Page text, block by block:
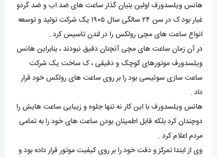
هانس ویلسدورف اولین بنیان گذار ساعت های ضد اب و ضد گردو
غبار بود ک در سن ۲۴ سالگی سال ۱۹۰۵ یک شرکت تولید و توسعه
انواع ساعت های مچی رولکس را در لندن تاسیس کرد .
در آن زمان ساعت های مچی آنچنان دقیق نبودند ، بنابراین هانس
ویلسدورف موتورهای کوچک و دقیقی ، ک ساخت یک شرکت
ساعت سازی سوئیسی بود را بر روی ساعت های رولکس خود قرار
داد .
هانس ویلسدورف با این کار نه تنها جلوه و زیبایی ساعت هایش را
دوچندان کرد بلکه قابل اطمینان بودن ساعت های خود را به تمامی
مردم اعلام کرد .
وی از ابتدا تمرکز و دقت خود را بر روی کیفیت موتور قرار داده بود و